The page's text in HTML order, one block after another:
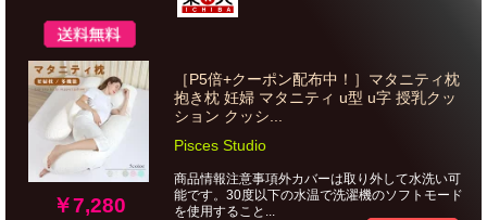
￥7,280
［P5倍+クーポン配布中！］マタニティ枕
抱き枕 妊婦 マタニティ u型 u字 授乳クッ
ション クッシ...
Pisces Studio
商品情報注意事項外カバーは取り外して水洗い可
能です。30度以下の水温で洗濯機のソフトモード
を使用すること...